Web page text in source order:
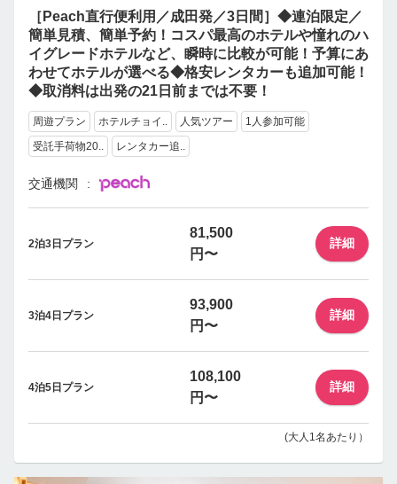
［Peach直行便利用／成田発／3日間］◆連泊限定／
簡単見積、簡単予約！コスパ最高のホテルや憧れのハ
イグレードホテルなど、瞬時に比較が可能！予算にあ
わせてホテルが選べる◆格安レンタカーも追加可能！
◆取消料は出発の21日前までは不要！
周遊プラン ホテルチョイ.. 人気ツアー
1人参加可能
受託手荷物20..
レンタカー追..
交通機関
2泊3日プラン
81,500
円〜
詳細
3泊4日プラン
93,900
円〜
詳細
4泊5日プラン
108,100
円〜
詳細
(大人1名あたり）